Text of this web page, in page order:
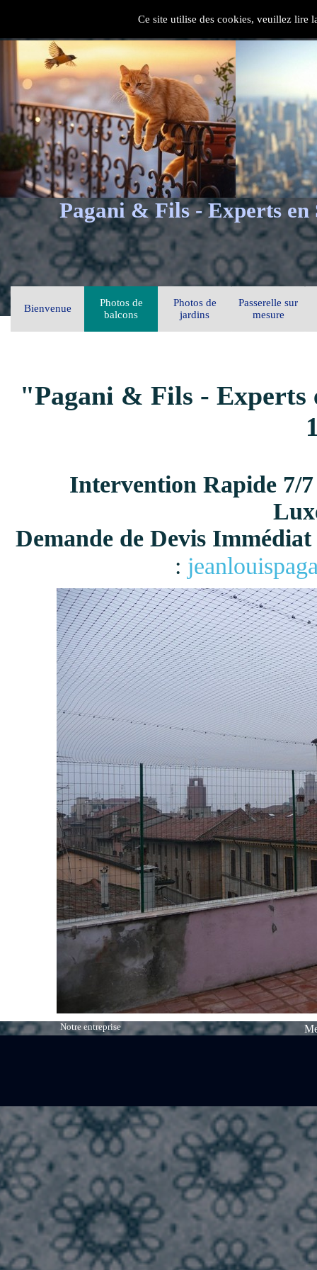
Ce site utilise des cookies, veuillez lire
Pagani & Fils - Experts en
Bienvenue
Photos de
balcons
Photos de
jardins
Passerelle sur
mesure
"Pagani & Fils - Experts
Intervention Rapide 7/
Demande de Devis
:
Notre entreprise